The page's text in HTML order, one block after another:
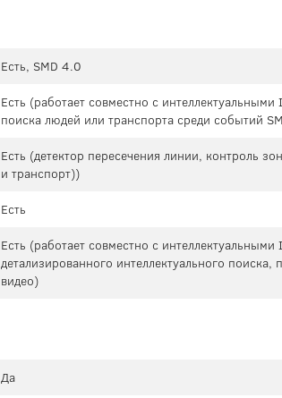
Есть, SMD 4.0
Есть (работает совместно с
поиска людей или транспорта среди событий
Есть (детектор пересечения линии, контроль
и транспорт))
Есть
Есть (работает совместно с
детализированного интеллектуального
видео)
Да